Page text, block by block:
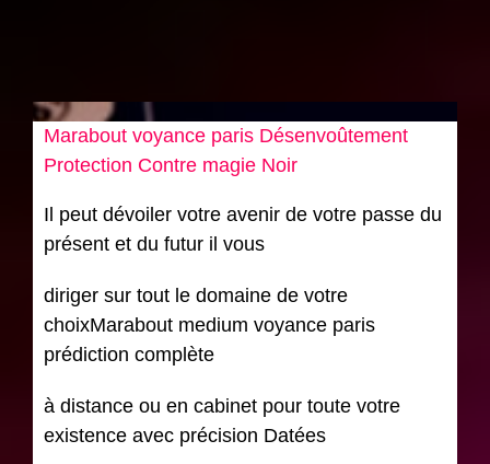
Marabout voyance paris Désenvoûtement
Protection Contre magie Noir
Il peut dévoiler votre avenir de votre passe du
présent et du futur il vous
diriger sur tout le domaine de votre
choixMarabout medium voyance paris
prédiction complète
à distance ou en cabinet pour toute votre
existence avec précision Datées